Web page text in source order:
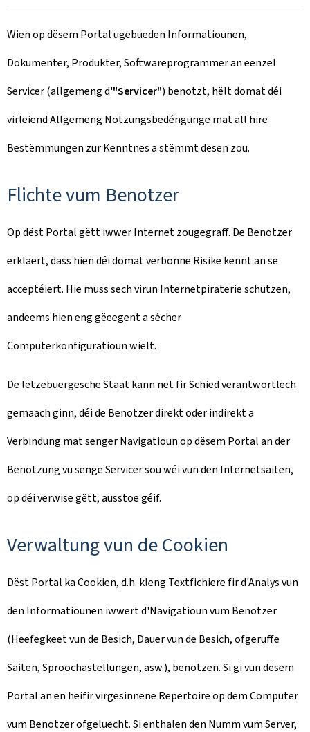
Wien op dësem Portal ugebueden Informatiounen,
Dokumenter, Produkter, Softwareprogrammer an eenzel
Servicer (allgemeng d'"Servicer") benotzt, hëlt domat déi
virleiend Allgemeng Notzungsbedéngunge mat all hire
Bestëmmungen zur Kenntnes a stëmmt dësen zou.
Flichte vum Benotzer
Op dëst Portal gëtt iwwer Internet zougegraff. De Benotzer
erkläert, dass hien déi domat verbonne Risike kennt an se
acceptéiert. Hie muss sech virun Internetpiraterie schützen,
andeems hien eng gëeegent a sécher
Computerkonfiguratioun wielt.
De lëtzebuergesche Staat kann net fir Schied verantwortlech
gemaach ginn, déi de Benotzer direkt oder indirekt a
Verbindung mat senger Navigatioun op dësem Portal an der
Benotzung vu senge Servicer sou wéi vun den Internetsäiten,
op déi verwise gëtt, ausstoe géif.
Verwaltung vun de Cookien
Dëst Portal ka Cookien, d.h. kleng Textfichiere fir d'Analys vun
den Informatiounen iwwert d'Navigatioun vum Benotzer
(Heefegkeet vun de Besich, Dauer vun de Besich, ofgeruffe
Säiten, Sproochastellungen, asw.), benotzen. Si gi vun dësem
Portal an en heifir virgesinnene Repertoire op dem Computer
vum Benotzer ofgeluecht. Si enthalen den Numm vum Server,